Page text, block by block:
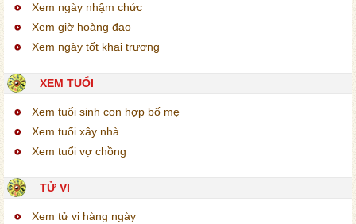
Xem ngày nhậm chức
Xem giờ hoàng đạo
Xem ngày tốt khai trương
XEM TUỔI
Xem tuổi sinh con hợp bố mẹ
Xem tuổi xây nhà
Xem tuổi vợ chồng
TỬ VI
Xem tử vi hàng ngày